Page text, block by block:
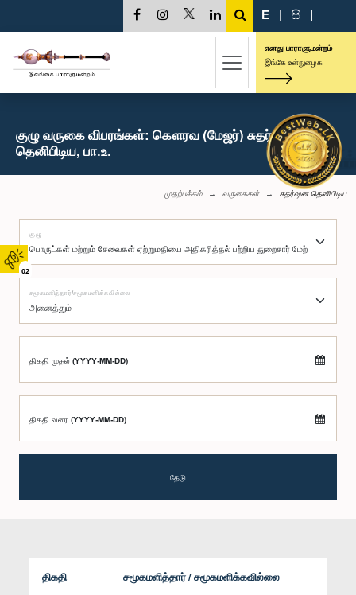
02
E | සි |
எனது பாராளுமன்றம்
இங்கே உள்நுழைக
குழு வருகை விபரங்கள்: கௌரவ (மேஜர்) சுதர்ஷன
தெனிபிடிய, பா.உ.
முதற்பக்கம் வருகைகள் சுதர்ஷன தெனிபிடிய
குழு
சமூகமளித்தார்/சமூகமளிக்கவில்லை
திகதி முதல் (YYYY-MM-DD)
திகதி வரை (YYYY-MM-DD)
தேடு
திகதி சமூகமளித்தார் / சமூகமளிக்கவில்லை